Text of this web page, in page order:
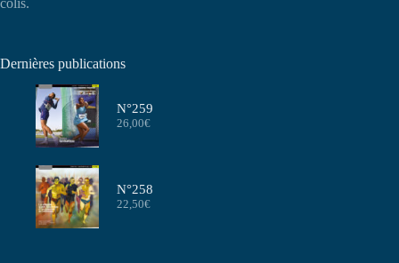
Dernières publications
N°259
26,00€
N°258
22,50€